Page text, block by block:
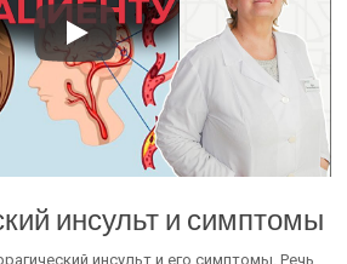
инсульт и симптомы
инсульт и его симптомы. Речь